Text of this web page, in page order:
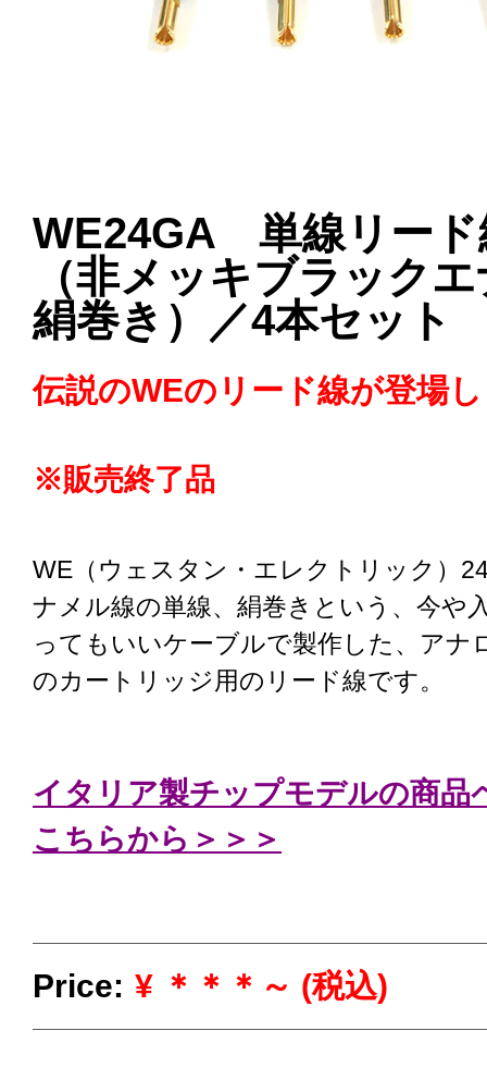
WE24GA 単線リード
（非メッキブラック
絹巻き）／4本セット
伝説のWEのリード線が登場
※販売終了品
WE（ウェスタン・エレクトリック）
ナメル線の単線、絹巻きという、今や
ってもいいケーブルで製作した、アナ
のカートリッジ用のリード線です。
イタリア製チップモデルの商品
こちらから＞＞＞
Price: ¥ ＊＊＊～ (税込)